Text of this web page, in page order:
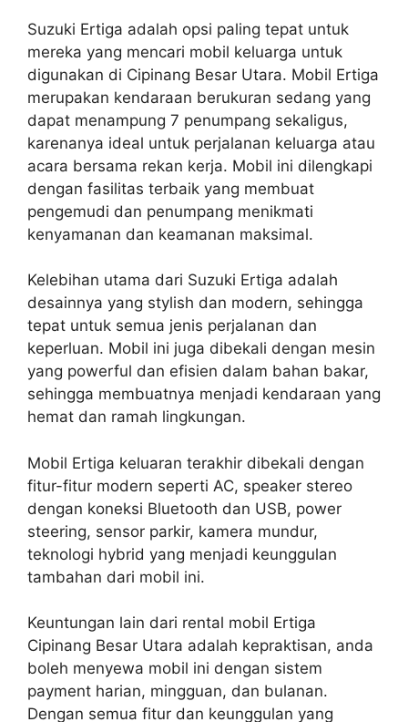
Suzuki Ertiga adalah opsi paling tepat untuk
mereka yang mencari mobil keluarga untuk
digunakan di Cipinang Besar Utara. Mobil Ertiga
merupakan kendaraan berukuran sedang yang
dapat menampung 7 penumpang sekaligus,
karenanya ideal untuk perjalanan keluarga atau
acara bersama rekan kerja. Mobil ini dilengkapi
dengan fasilitas terbaik yang membuat
pengemudi dan penumpang menikmati
kenyamanan dan keamanan maksimal.
Kelebihan utama dari Suzuki Ertiga adalah
desainnya yang stylish dan modern, sehingga
tepat untuk semua jenis perjalanan dan
keperluan. Mobil ini juga dibekali dengan mesin
yang powerful dan efisien dalam bahan bakar,
sehingga membuatnya menjadi kendaraan yang
hemat dan ramah lingkungan.
Mobil Ertiga keluaran terakhir dibekali dengan
fitur-fitur modern seperti AC, speaker stereo
dengan koneksi Bluetooth dan USB, power
steering, sensor parkir, kamera mundur,
teknologi hybrid yang menjadi keunggulan
tambahan dari mobil ini.
Keuntungan lain dari rental mobil Ertiga
Cipinang Besar Utara adalah kepraktisan, anda
boleh menyewa mobil ini dengan sistem
payment harian, mingguan, dan bulanan.
Dengan semua fitur dan keunggulan yang